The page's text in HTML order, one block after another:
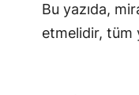
Bu yazıda,
etmelidir, tüm